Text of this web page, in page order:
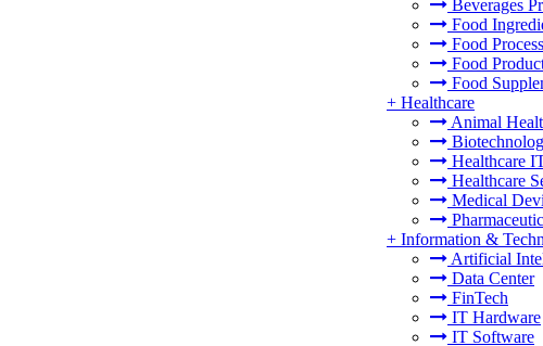
Beverages
Food
Food
Food
Food
+ Healthcare
Animal
Healthcare
Healthcare
Medical
+ Information &
Artificial
Data Center
FinTech
IT Hardware
IT Software